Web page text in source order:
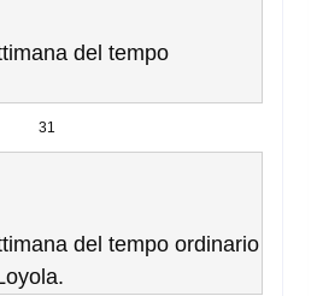
del tempo
31
del tempo ordinario